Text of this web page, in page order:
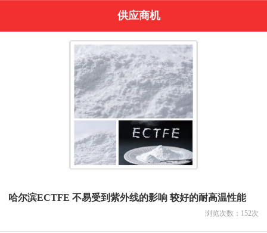
供应商机
哈尔滨ECTFE 不易受到紫外线的影响 较好的耐高温性能
浏览次数： 152次